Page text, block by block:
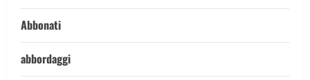
Abbonati
abbordaggi